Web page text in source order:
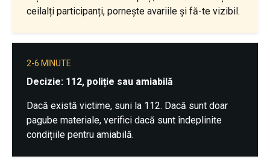
ceilalți participanți, pornește avariile și fă-te vizibil.
2-6 MINUTE
Decizie: 112, poliție sau amiabilă
Dacă există victime, suni la 112. Dacă sunt doar
pagube materiale, verifici dacă sunt îndeplinite
condițiile pentru amiabilă.